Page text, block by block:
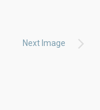
Next Image